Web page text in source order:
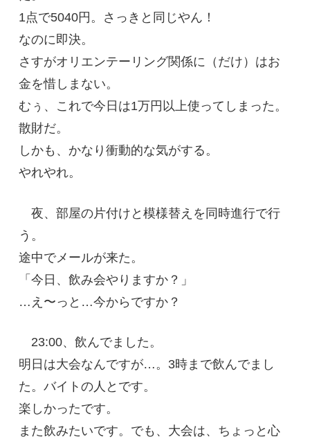
1点で5040円。さっきと同じやん！
なのに即決。
さすがオリエンテーリング関係に（だけ）はお
金を惜しまない。
むぅ、これで今日は1万円以上使ってしまった。
散財だ。
しかも、かなり衝動的な気がする。
やれやれ。
夜、部屋の片付けと模様替えを同時進行で行
う。
途中でメールが来た。
「今日、飲み会やりますか？」
…え〜っと…今からですか？
23:00、飲んでました。
明日は大会なんですが…。3時まで飲んでまし
た。バイトの人とです。
楽しかったです。
また飲みたいです。でも、大会は、ちょっと心